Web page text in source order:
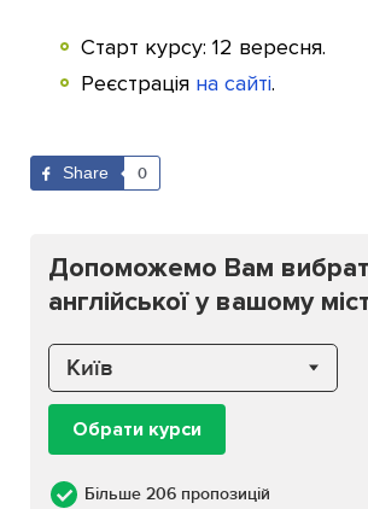
Старт курсу: 12 вересня.
Реєстрація на сайті.
Share 0
Допоможемо Вам
англійської у вашому
Київ
Обрати курси
Більше 206 пропозицій